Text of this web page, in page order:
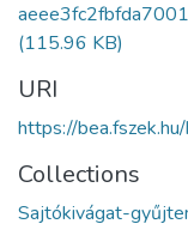
(115.96 KB)
URI
https://
Collections
Sajtókivágat-